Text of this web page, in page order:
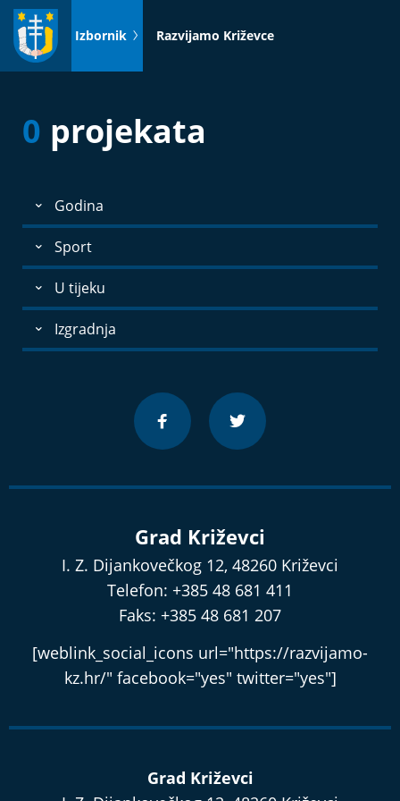
Idi
sadržaj
Izbornik Razvijamo Križevce
0 projekata
Godina
Sport
U tijeku
Izgradnja
Grad Križevci
I. Z. Dijankovečkog 12, 48260 Križevci
Telefon: +385 48 681 411
Faks: +385 48 681 207
[weblink_social_icons url="https://razvijamo-
kz.hr/" facebook="yes" twitter="yes"]
Grad Križevci